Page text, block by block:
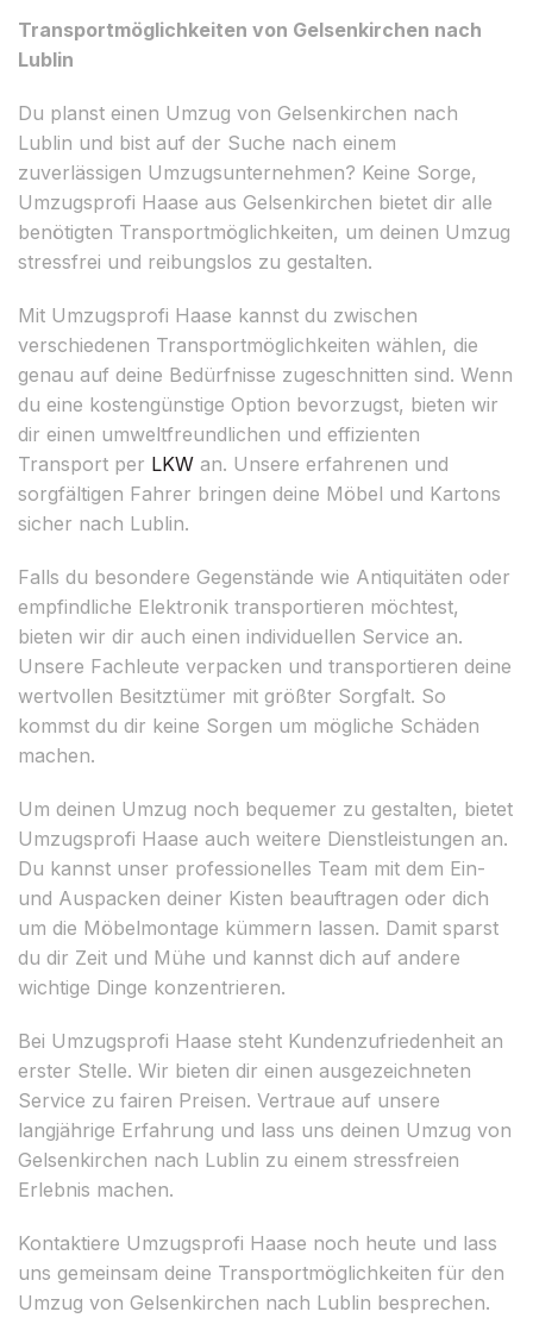
Transportmöglichkeiten von Gelsenkirchen nach
Lublin
Du planst einen Umzug von Gelsenkirchen nach
Lublin und bist auf der Suche nach einem
zuverlässigen Umzugsunternehmen? Keine Sorge,
Umzugsprofi Haase aus Gelsenkirchen bietet dir alle
benötigten Transportmöglichkeiten, um deinen Umzug
stressfrei und reibungslos zu gestalten.
Mit Umzugsprofi Haase kannst du zwischen
verschiedenen Transportmöglichkeiten wählen, die
genau auf deine Bedürfnisse zugeschnitten sind. Wenn
du eine kostengünstige Option bevorzugst, bieten wir
dir einen umweltfreundlichen und effizienten
Transport per LKW an. Unsere erfahrenen und
sorgfältigen Fahrer bringen deine Möbel und Kartons
sicher nach Lublin.
Falls du besondere Gegenstände wie Antiquitäten oder
empfindliche Elektronik transportieren möchtest,
bieten wir dir auch einen individuellen Service an.
Unsere Fachleute verpacken und transportieren deine
wertvollen Besitztümer mit größter Sorgfalt. So
kommst du dir keine Sorgen um mögliche Schäden
machen.
Um deinen Umzug noch bequemer zu gestalten, bietet
Umzugsprofi Haase auch weitere Dienstleistungen an.
Du kannst unser professionelles Team mit dem Ein-
und Auspacken deiner Kisten beauftragen oder dich
um die Möbelmontage kümmern lassen. Damit sparst
du dir Zeit und Mühe und kannst dich auf andere
wichtige Dinge konzentrieren.
Bei Umzugsprofi Haase steht Kundenzufriedenheit an
erster Stelle. Wir bieten dir einen ausgezeichneten
Service zu fairen Preisen. Vertraue auf unsere
langjährige Erfahrung und lass uns deinen Umzug von
Gelsenkirchen nach Lublin zu einem stressfreien
Erlebnis machen.
Kontaktiere Umzugsprofi Haase noch heute und lass
uns gemeinsam deine Transportmöglichkeiten für den
Umzug von Gelsenkirchen nach Lublin besprechen.